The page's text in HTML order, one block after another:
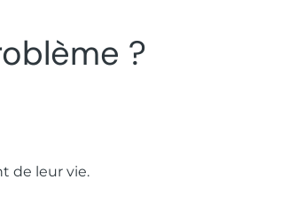
?
de leur vie.